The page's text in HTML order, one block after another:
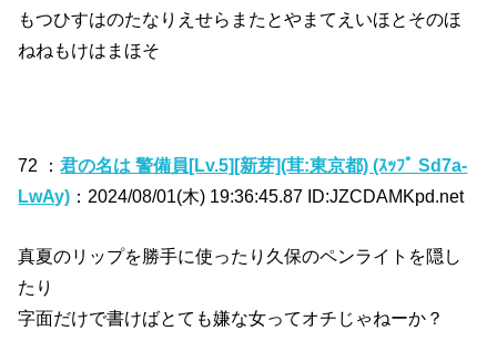
もつひすはのたなりえせらまたとやまてえいほとそのほ
ねねもけはまほそ
72 ：君の名は 警備員[Lv.5][新芽](茸:東京都) (ｽｯﾌﾟ Sd7a-
LwAy) ：2024/08/01(木) 19:36:45.87 ID:JZCDAMKpd.net
真夏のリップを勝手に使ったり久保のペンライトを隠し
たり
字面だけで書けばとても嫌な女ってオチじゃねーか？